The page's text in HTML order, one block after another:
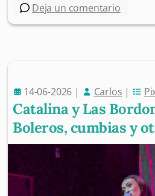
Deja un comentario
14-06-2026 | Carlos |
Catalina y Las
Boleros, cumbias y